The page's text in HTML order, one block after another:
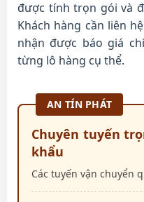
được tính trọn gói và
Khách hàng cần liên
nhận được báo giá
từng lô hàng cụ thể.
AN TÍN PHÁT
Chuyên tuyến
khẩu
Các tuyến vận chuyển